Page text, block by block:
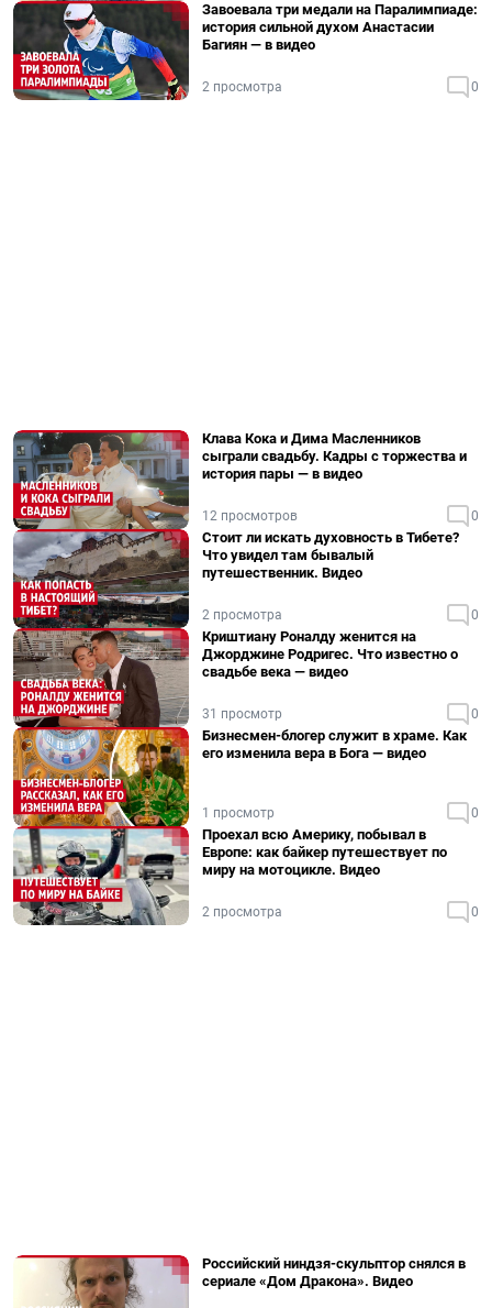
Завоевала три медали на Паралимпиаде:
история сильной духом Анастасии
Багиян — в видео
2 просмотра 0
Клава Кока и Дима Масленников
сыграли свадьбу. Кадры с торжества и
история пары — в видео
12 просмотров 0
Стоит ли искать духовность в Тибете?
Что увидел там бывалый
путешественник. Видео
2 просмотра 0
Криштиану Роналду женится на
Джорджине Родригес. Что известно о
свадьбе века — видео
31 просмотр 0
Бизнесмен-блогер служит в храме. Как
его изменила вера в Бога — видео
1 просмотр 0
Проехал всю Америку, побывал в
Европе: как байкер путешествует по
миру на мотоцикле. Видео
2 просмотра 0
Российский ниндзя-скульптор снялся в
сериале «Дом Дракона». Видео